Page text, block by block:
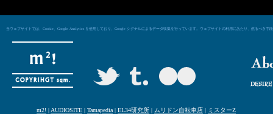
当ウェブサイトでは、Cookie、Google Analytics を使用しており、Google シグナルによるデータ収集を行っています。ウェブサイトの利用にあたり、然るべき
m2! | AUDIOSITE | Tamapedia | EL34研究所 | ムリドン自転車店 | ミスターZ